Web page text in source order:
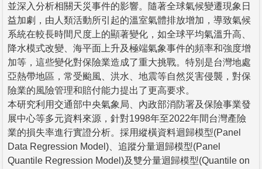
並深入分析相關天災事件的影響。隨著全球氣候變遷現象日
益加劇，由人類活動所引起的溫室氣體排放增加，導致氣候
系統在較長時間尺度上的顯著變化，如全球平均氣溫升高、
降水模式改變、海平面上升及極端氣象事件的頻率和強度增
加等，這些變化對保險業造成了重大挑戰。特別是台灣地處
亞熱帶地區，常受颱風、洪水、地震等自然災害侵襲，對保
險業的風險管理和賠付能力提出了更高要求。
本研究利用交通部中央氣象局、內政部消防署及保險事業發
展中心等多元資料來源，針對1998年至2022年間台灣產險
業的損失率進行實證分析。採用縱橫資料迴歸模型(Panel
Data Regression Model)、追蹤分量迴歸模型(Panel
Quantile Regression Model)及雙分量迴歸模型(Quantile on